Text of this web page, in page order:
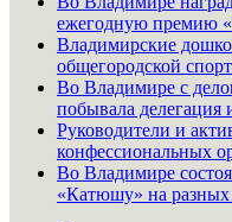
ежегодную премию
Владимирские
общегородской
Во Владимире с
побывала делегация
Руководители и
конфессиональных
Во Владимире
«Катюшу» на разных